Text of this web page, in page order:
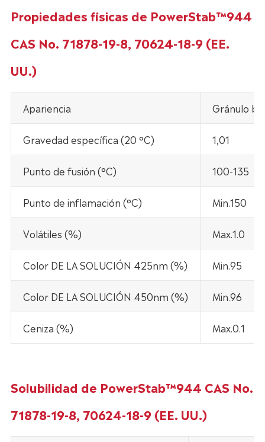
Propiedades físicas de PowerStab™944
CAS No. 71878-19-8, 70624-18-9 (EE.
UU.)
Apariencia Gránulo
Gravedad específica (20 °C) 1,01
Punto de fusión (°C) 100-135
Punto de inflamación (°C) Min.150
Volátiles (%) Max.1.0
Color DE LA SOLUCIÓN 425nm (%) Min.95
Color DE LA SOLUCIÓN 450nm (%) Min.96
Ceniza (%) Max.0.1
Solubilidad de PowerStab™944 CAS No.
71878-19-8, 70624-18-9 (EE. UU.)